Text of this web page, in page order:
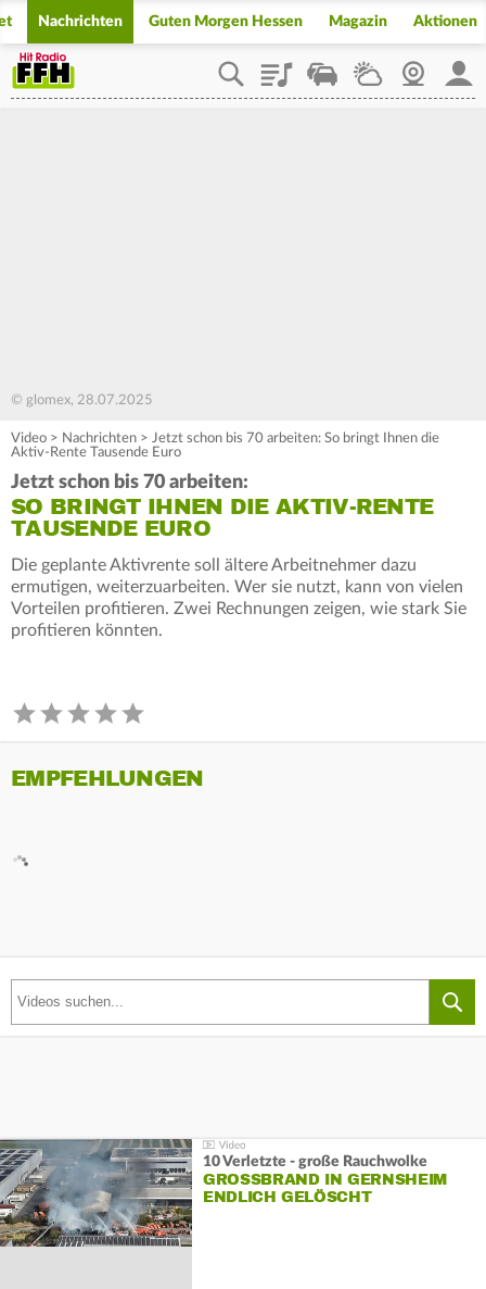
Nachrichten Guten Morgen Hessen Magazin Aktionen
PlaylistStaupilotWetterWebcam
© glomex, 28.07.2025
Video > Nachrichten > Jetzt schon bis 70 arbeiten: So bringt Ihnen die
Aktiv-Rente Tausende Euro
Jetzt schon bis 70 arbeiten:
SO BRINGT IHNEN DIE AKTIV-RENTE
TAUSENDE EURO
Die geplante Aktivrente soll ältere Arbeitnehmer dazu
ermutigen, weiterzuarbeiten. Wer sie nutzt, kann von vielen
Vorteilen profitieren. Zwei Rechnungen zeigen, wie stark Sie
profitieren könnten.
EMPFEHLUNGEN
10 Verletzte - große Rauchwolke
GROSSBRAND IN GERNSHEIM E
NDLICH GELÖSCHT